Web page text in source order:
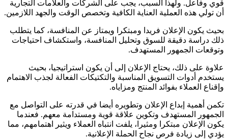
قوي وفاعل. ولهذا السبب، يجب على الشركات والعلامات التجارية
أن تولي هذه العملية العناية الكافية وتخصص الوقت والجهد اللازمين.
بحيث يكون الإعلان فريدا ومبتكرا ويمتاز عن المنافسة، كما يتطلب
ذلك دراسة دقيقة للسوق وتحليل المنافسة، واستكشاف احتياجات
وتوقعات الجمهور المستهدف.
علاوة على ذلك، يحتاج الإعلان إلى أن يكون استراتيجيا، بحيث
يستخدم أدوات التسويق المناسبة والتكتيكات الفعالة لجذب الاهتمام
وإقناع العملاء بفوائد المنتج ومزاياه.
تكمن أهمية إبداع الإعلان وتطويره أيضا في قدرته على التواصل مع
الجمهور المستهدف وتكوين علاقة قوية ومستدامة معهم. فعندما
يكون الإعلان مبتكرا ومثيرا، يلفت انتباه العملاء ويثير اهتمامهم، مما
يؤدي إلى زيادة فرص نجاح الحملة الإعلانية.